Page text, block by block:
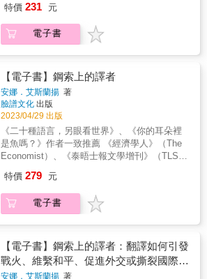
揮灑。 歷史不是宇宙真理，沒有標準答案，同
書想傳達的理念。看完後你也可以當歷史的柯
南，找一些事件來推敲琢磨，享受閱讀歷史的
樂趣。 & 人類，總是讓人出乎意料 歷史，總是
讓你意想不到 & ．演過兩部名片的「船」奇人
物 同時演過《鐵達尼號》《敦克爾克大行動》
的演員，不是好萊塢巨星，而是一位真實世界
中用命拚搏、救人無數的鐵漢。 ．史上被唱得
最性感的兒歌版稅之爭 你我這一生不知道會唱
多少次，瑪麗蓮･夢露為甘迺迪高歌一曲的〈生
日快樂歌〉，其實本來是要付使用費的？ ．二
次大戰美國本土其實有遭到攻擊 大家都知道偷
襲珍珠港，是二戰時日本最接近美國的一次奇
襲，但實際上在本土的俄勒岡州，有個在草地
上野餐的家庭，卻不幸喪命？ ．今日高級食
材，昨日卻寄生下流 十九世紀前的歐美，奴隸
不能吃超過三次？ ．語無倫次造成的歷史大事
一九八九年，東柏林的官員蘇柏斯基本來只是
要宣布「放寬」柏林圍牆的管制措施，因為他
史老師都想看── 那些讓人忍不住想深究，被課
本耽誤的歷史妙事 & 所謂「史」，由人、事、
時、地、物組成，這些時間長河中的吉光片
茶餘飯後，促進人際交流的好話題。 而那些課
本沒有寫，老師沒講的，卻往往都是引人進入
歷史世界的最佳開胃菜。 「文史獵奇師」
Zass17以此為根基，藉由真人、真事、真實上
演的歷史篇章，有些從不同的時間點重新切
入，有些從某些重大關鍵再檢視，有些從微不
足道卻意外影響深遠的人事物中，所推論而來
的後見之明，不受原先歷史定位的局限而肆意
揮灑。 歷史不是宇宙真理，沒有標準答案，同
書想傳達的理念。看完後你也可以當歷史的柯
南，找一些事件來推敲琢磨，享受閱讀歷史的
樂趣。 & 人類，總是讓人出乎意料 歷史，總是
物 同時演過《鐵達尼號》《敦克爾克大行動》
的演員，不是好萊塢巨星，而是一位真實世界
中用命拚搏、救人無數的鐵漢。 ．史上被唱得
特價 231 元
電子書
【電子書】鋼索上的譯者
安娜．艾斯蘭揚 著
臉譜文化 出版
2023/04/29 出版
《二十種語言，另眼看世界》、《你的耳朵裡
是魚嗎？》作者一致推薦 《經濟學人》（The
Economist）、《泰晤士報文學增刊》（TLS）
限制 既要掌握原文意義，又要呈現精準有效的
譯文 翻譯者在許多「近乎不可能」之間挪騰舞
動，世界也隨之挪騰舞動 他們如何「翻」天覆
可心｜美國臺灣觀測站共同編輯 施清真｜資深
譯者 陳方隅｜菜市場政治學共同編輯 陳榮彬｜
國立臺灣大學文學院翻譯碩士學位學程助理教
特價 279 元
電子書
【電子書】鋼索上的譯者：翻譯如何引發
戰火、維繫和平、促進外交或撕裂國際社
會？口、筆譯者翻轉歷史、牽動國際大局
安娜．艾斯蘭揚 著